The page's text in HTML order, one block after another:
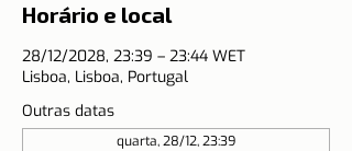
Horário e local
28/12/2028, 23:39 – 23:44 WET
Lisboa, Lisboa, Portugal
Outras datas
quarta, 28/12, 23:39